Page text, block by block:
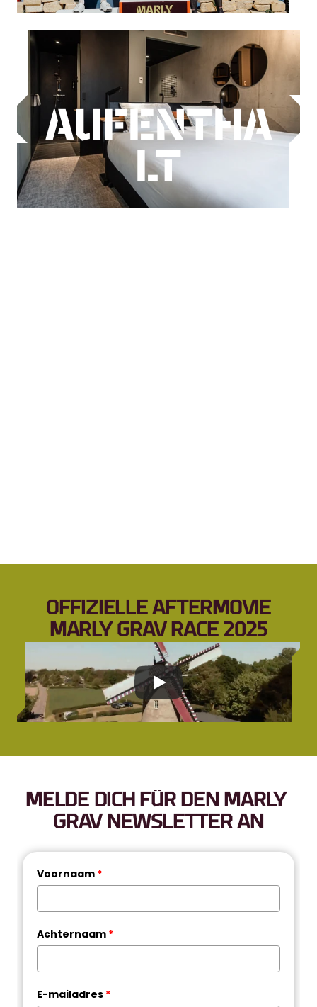
AUFENTHA
LT
OFFIZIELLE AFTERMOVIE
MARLY GRAV RACE 2025
MELDE DICH FÜR DEN MARLY
GRAV NEWSLETTER AN